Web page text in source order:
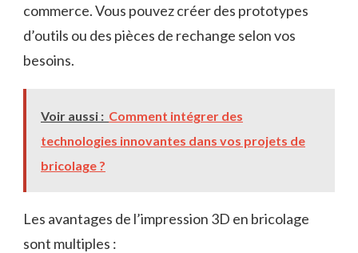
commerce. Vous pouvez créer des prototypes
d’outils ou des pièces de rechange selon vos
besoins.
Voir aussi : Comment intégrer des
technologies innovantes dans vos projets de
bricolage ?
Les avantages de l’impression 3D en bricolage
sont multiples :